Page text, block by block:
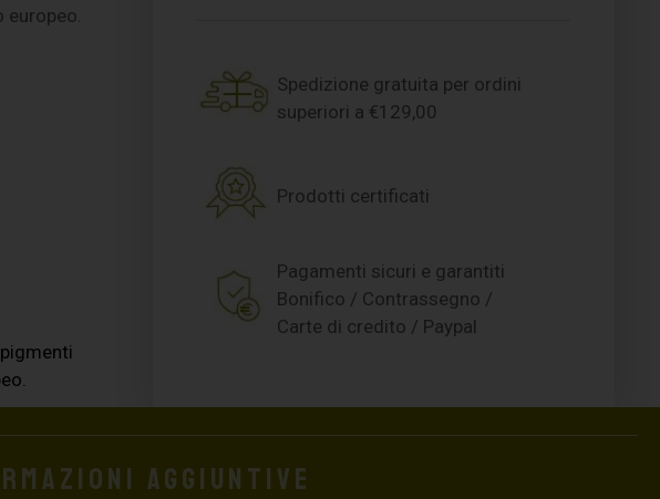
Spedizione gratuita per ordini
superiori a €129,00
Prodotti certificati
Pagamenti sicuri e garantiti
Bonifico / Contrassegno /
Carte di credito / Paypal
aggiuntive